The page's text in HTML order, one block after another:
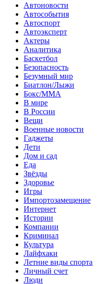
Автоновости
Автособытия
Автоспорт
Автоэксперт
Актеры
Аналитика
Баскетбол
Безопасность
Безумный мир
Биатлон/Лыжи
Бокс/MMA
В мире
В России
Вещи
Военные новости
Гаджеты
Дети
Дом и сад
Еда
Звёзды
Здоровье
Игры
Импортозамещение
Интернет
Истории
Компании
Криминал
Культура
Лайфхаки
Летние виды спорта
Личный счет
Люди